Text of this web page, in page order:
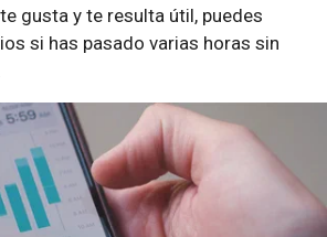
gusta y te resulta útil, puedes
si has pasado varias horas sin